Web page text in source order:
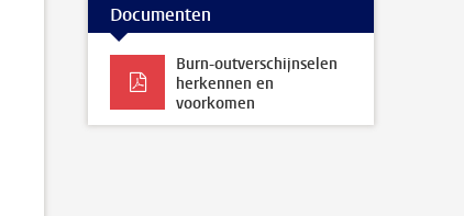
Documenten
Burn-outverschijnselen
herkennen en
voorkomen